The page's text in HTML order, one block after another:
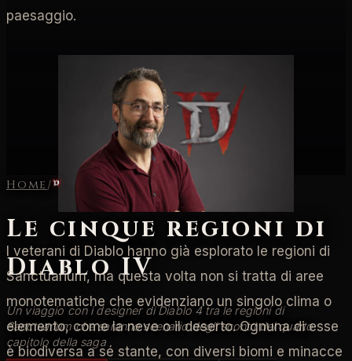
Home/ Diablo IV
Le cinque regioni di
Diablo IV
Un viaggio con i designer di Diablo 4 tra le regioni di
Sanctuarium che saranno scenario degli scontri del quarto
capitolo della saga
paesaggio.
I veterani di Diablo hanno già esplorato le regioni di
Sanctuarium, ma questa volta non si tratta di aree
monotematiche che evidenziano un singolo clima o
elemento, come la neve o il deserto. Ognuna di esse
è biodiversa a sé stante, con diversi biomi e minacce